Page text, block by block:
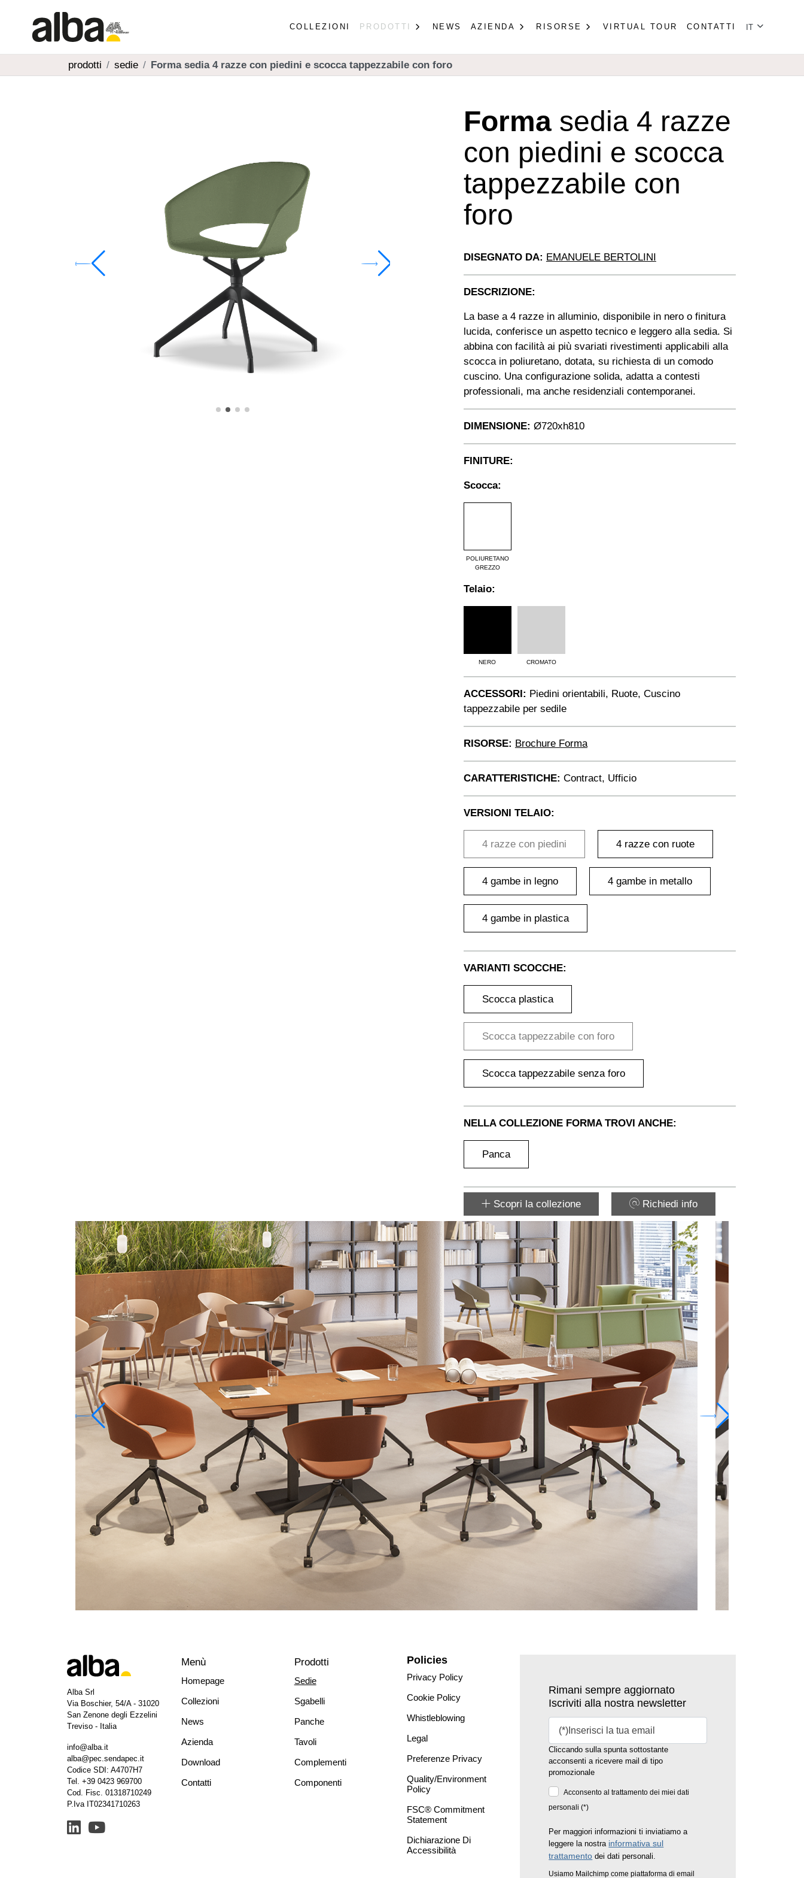
COLLEZIONI PRODOTTI NEWS AZIENDA RISORSE VIRTUAL TOUR CONTATTI Seleziona la
IT
prodotti sedie Forma sedia 4 razze con piedini e scocca tappezzabile con foro
Formasedia 4 razze
con piedini e scocca
tappezzabile con
foro
DISEGNATO DA: EMANUELE BERTOLINI
DESCRIZIONE:
La base a 4 razze in alluminio, disponibile in nero o finitura
lucida, conferisce un aspetto tecnico e leggero alla sedia. Si
abbina con facilità ai più svariati rivestimenti applicabili alla
scocca in poliuretano, dotata, su richiesta di un comodo
cuscino. Una configurazione solida, adatta a contesti
professionali, ma anche residenziali contemporanei.
DIMENSIONE: Ø720xh810
FINITURE:
Scocca:
POLIURETANO
GREZZO
Telaio:
NERO CROMATO
ACCESSORI: Piedini orientabili, Ruote, Cuscino
tappezzabile per sedile
RISORSE: Brochure Forma
CARATTERISTICHE: Contract, Ufficio
VERSIONI TELAIO:
4 razze con piedini 4 razze con ruote
4 gambe in legno 4 gambe in metallo
4 gambe in plastica
VARIANTI SCOCCHE:
Scocca plastica
Scocca tappezzabile con foro
Scocca tappezzabile senza foro
NELLA COLLEZIONE FORMA TROVI ANCHE:
Panca
Scopri la collezione Richiedi info
Alba Srl
Via Boschier, 54/A - 31020
San Zenone degli Ezzelini
Treviso - Italia
info@alba.it
alba@pec.sendapec.it
Codice SDI: A4707H7
Tel. +39 0423 969700
Cod. Fisc. 01318710249
P.Iva IT02341710263
Menù
Homepage
Collezioni
News
Azienda
Download
Contatti
Prodotti
Sedie
Sgabelli
Panche
Tavoli
Complementi
Componenti
Policies
Privacy Policy
Cookie Policy
Whistleblowing
Legal
Preferenze Privacy
Quality/Environment
Policy
FSC® Commitment
Statement
Dichiarazione Di
Accessibilità
Rimani sempre aggiornato
Iscriviti alla nostra newsletter
Cliccando sulla spunta sottostante
acconsenti a ricevere mail di tipo
promozionale
Acconsento al trattamento dei miei dati
personali (*)
Per maggiori informazioni ti inviatiamo a
leggere la nostra informativa sul
trattamento dei dati personali.
Usiamo Mailchimp come piattaforma di email